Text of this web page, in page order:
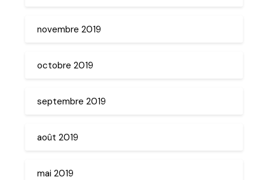
novembre 2019
octobre 2019
septembre 2019
août 2019
mai 2019